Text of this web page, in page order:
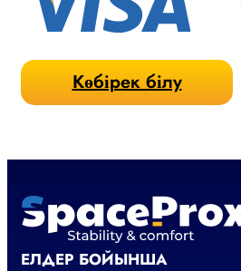
Көбірек білу
ЕЛДЕР БОЙЫНША